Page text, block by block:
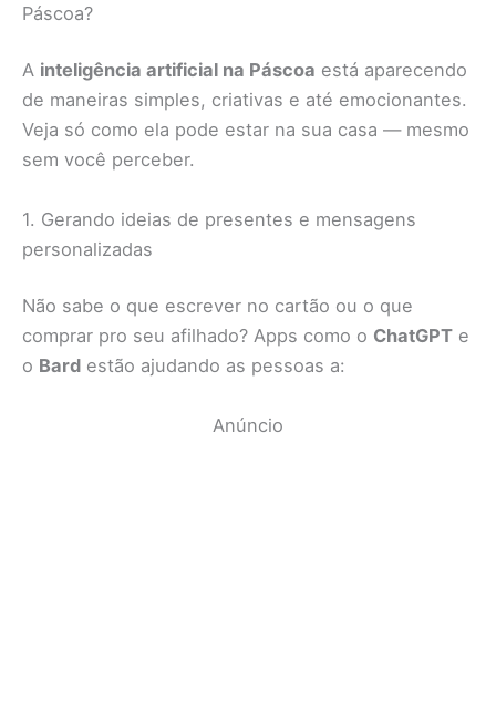
Páscoa?
A inteligência artificial na Páscoa está aparecendo
de maneiras simples, criativas e até emocionantes.
Veja só como ela pode estar na sua casa — mesmo
sem você perceber.
1. Gerando ideias de presentes e mensagens
personalizadas
Não sabe o que escrever no cartão ou o que
comprar pro seu afilhado? Apps como o ChatGPT e
o Bard estão ajudando as pessoas a:
Anúncio